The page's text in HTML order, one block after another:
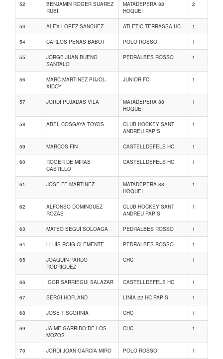
52
BENJAMIN ROGER SUAREZ
RUBÍ
MATADEPERA 88
HOQUEI
2
53 ALEX LOPEZ SANCHEZ ATLETIC TERRASSA HC 1
54 CARLOS PENAS BABOT POLO ROSSO 1
55
JORGE JUAN BUENO
SANTALO
PEDRALBES ROSSO 1
56
MARC MARTINEZ PUJOL-
XICOY
JUNIOR FC 1
57 JORDI PUJADAS VILA
MATADEPERA 88
HOQUEI
1
58 ABEL COSGAYA TOYOS
CLUB HOCKEY SANT
ANDREU PAPIS
1
59 MARCOS FIN CASTELLDEFELS HC 1
60
ROGER DE MIRAS
CASTILLO
CASTELLDEFELS HC 1
61 JOSE FE MARTINEZ
MATADEPERA 88
HOQUEI
1
62
ALFONSO DOMINGUEZ
ROZAS
CLUB HOCKEY SANT
ANDREU PAPIS
1
63 MATEO SEGUÍ SOLOAGA PEDRALBES ROSSO 1
64 LLUÍS ROIG CLEMENTE PEDRALBES ROSSO 1
65
JOAQUIN PARDO
RODRIGUEZ
CHC 1
66 IGOR SARRIEGUI SALAZAR CASTELLDEFELS HC 1
67 SERGI HOFLAND LINIA 22 HC PAPIS 1
68 JOSE TISCORNIA CHC 1
69
JAIME GARRIDO DE LOS
MOZOS
CHC 1
70 JORDI JOAN GARCIA MIRO POLO ROSSO 1